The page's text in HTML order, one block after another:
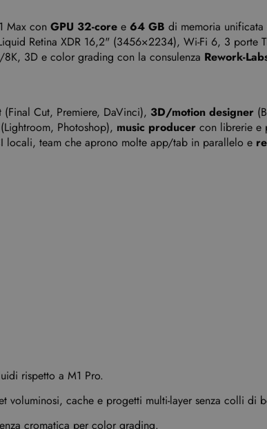
Max con GPU 32-core e 64 GB di memoria unificata
Retina XDR 16,2" (3456×2234), Wi-Fi 6, 3 porte
3D e color grading con la consulenza Rework-
(Final Cut, Premiere, DaVinci), 3D/motion designer
Photoshop), music producer con librerie e
locali, team che aprono molte app/tab in parallelo e
rispetto a M1 Pro.
voluminosi, cache e progetti multi-layer senza colli di
cromatica per color grading.